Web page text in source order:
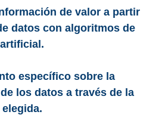
de valor a partir
datos con algoritmos de
específico sobre la
los datos a través de la